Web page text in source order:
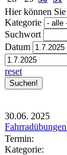
Hier können
Kategorie
Suchwort
Datum
reset
30.06. 2025
Termin:
Kategorie: